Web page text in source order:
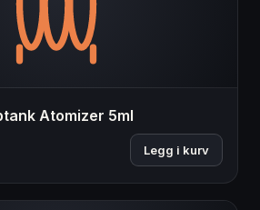
Atomizer 5ml
Legg i kurv